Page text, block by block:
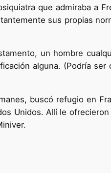
que admiraba a
sus propias
un hombre
alguna. (Podría ser
buscó refugio en
Unidos. Allí le